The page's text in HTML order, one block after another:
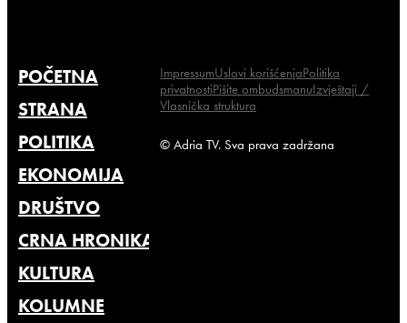
POČETNA
STRANA
POLITIKA
EKONOMIJA
DRUŠTVO
CRNA HRONIKA
KULTURA
KOLUMNE
ImpressumUslovi korišćenjaPolitika
privatnostiPišite ombudsmanuIzvještaji /
Vlasnička struktura
© Adria TV. Sva prava zadržana